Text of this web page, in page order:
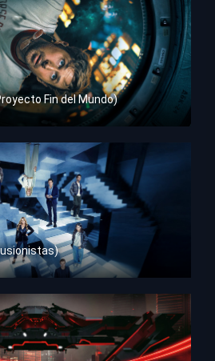
Fin del Mundo)